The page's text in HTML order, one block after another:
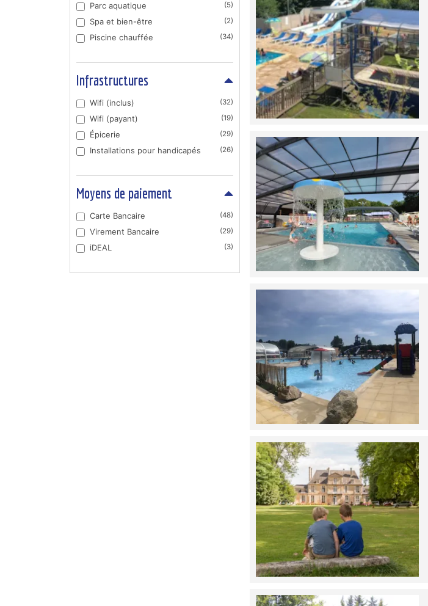
Parc aquatique (5)
Spa et bien-être (2)
Piscine chauffée (34)
Infrastructures
Wifi (inclus) (32)
Wifi (payant) (19)
Épicerie (29)
Installations pour handicapés (26)
Moyens de paiement
Carte Bancaire (48)
Virement Bancaire (29)
iDEAL (3)